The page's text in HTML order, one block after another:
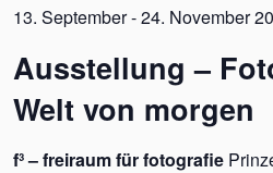
13. September - 24. November
Ausstellung –
Welt von morgen
f³ – freiraum für fotografie